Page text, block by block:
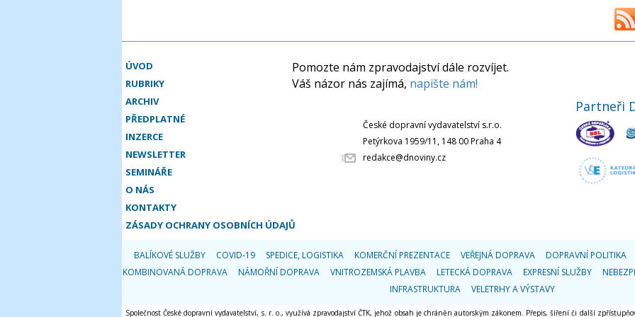
ÚVOD
RUBRIKY
ARCHIV
PŘEDPLATNÉ
INZERCE
NEWSLETTER
SEMINÁŘE
O NÁS
KONTAKTY
ZÁSADY OCHRANY OSOBNÍCH ÚDAJŮ
Pomozte nám zpravodajství dále rozvíjet.
Váš názor nás zajímá, napište nám!
České dopravní vydavatelství s.r.o.
Petýrkova 1959/11, 148 00 Praha 4
redakce@dnoviny.cz
Partneři
BALÍKOVÉ SLUŽBY COVID-19 SPEDICE, LOGISTIKA KOMERČNÍ PREZENTACE VEŘEJNÁ DOPRAVA
DOPRAVNÍ POLITIKA
KOMBINOVANÁ DOPRAVA
NÁMOŘNÍ DOPRAVA VNITROZEMSKÁ PLAVBA LETECKÁ DOPRAVA EXPRESNÍ SLUŽBY
INFRASTRUKTURA
VELETRHY A VÝSTAVY
Společnost České dopravní vydavatelství, s. r. o., využívá zpravodajství ČTK, jehož obsah je chráněn autorským zákonem. Přepis, šíření či další